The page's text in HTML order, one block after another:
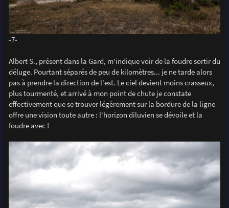
-7-
Albert S., présent dans la Gard, m'indique voir de la foudre sortir du
déluge. Pourtant séparés de peu de kilomètres... je ne tarde alors
pas à prendre la direction de l'est. Le ciel devient moins crasseux,
plus tourmenté, et arrivé à mon point de chute je constate
effectivement que se trouver légèrement sur la bordure de la ligne
offre une vision toute autre : l'horizon diluvien se dévoile et la
foudre avec !